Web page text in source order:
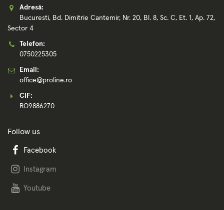
Adresă:
Bucuresti, Bd. Dimitrie Cantemir, Nr. 20, Bl. 8, Sc. C, Et. 1, Ap. 72,
Sector 4
Telefon:
0750225305
Email:
office@proline.ro
CIF:
RO9886270
Follow us
Facebook
Instagram
Youtube